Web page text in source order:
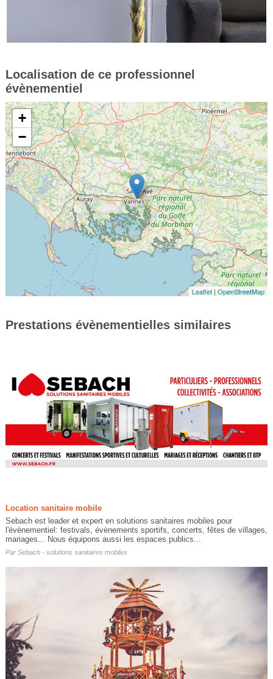
Localisation de ce professionnel
évènementiel
+
−
Leaflet |OpenStreetMap
Prestations évènementielles similaires
Location sanitaire mobile
Sebach est leader et expert en solutions sanitaires mobiles pour
l'évènementiel: festivals, évènements sportifs, concerts, fêtes de villages,
mariages... Nous équipons aussi les espaces publics...
Par Sebach - solutions sanitaires mobiles